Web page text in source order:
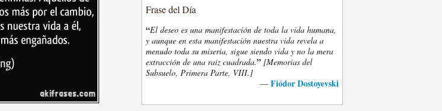
Frase del Día
“El deseo es una manifestación de toda la vida humana,
y aunque en esta manifestación nuestra vida revela a
menudo toda su miseria, sigue siendo vida y no la mera
extracción de una raiz cuadrada.” [Memorias del
Subsuelo, Primera Parte, VIII.]
— Fiódor Dostoyevski